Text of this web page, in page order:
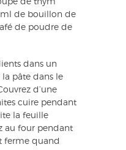
de thym
de bouillon de
de poudre de
dans un
la pâte dans le
d’une
cuire pendant
la feuille
au four pendant
ferme quand